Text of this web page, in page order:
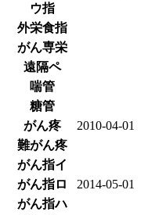
ウ指
外栄食指
がん専栄
遠隔ペ
喘管
糖管
がん疼
2010-04-01
難がん疼
がん指イ
がん指ロ
2014-05-01
がん指ハ